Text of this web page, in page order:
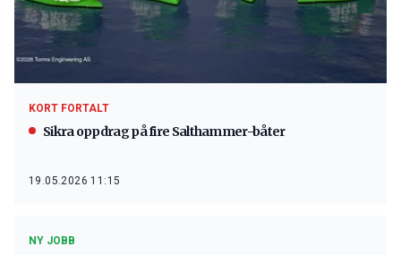
KORT FORTALT
Sikra oppdrag på fire Salthammer-båter
19.05.2026 11:15
NY JOBB